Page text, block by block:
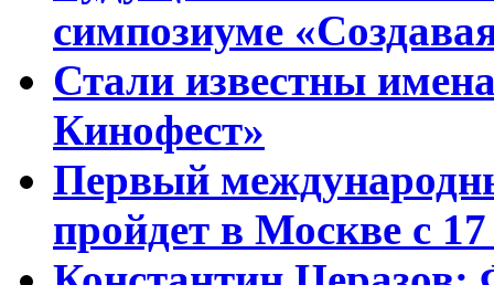
симпозиуме
Стали известны
Кинофест»
Первый
пройдет в Москве с